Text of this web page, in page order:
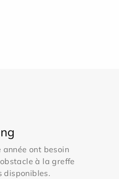
ont besoin
à la greffe
disponibles.